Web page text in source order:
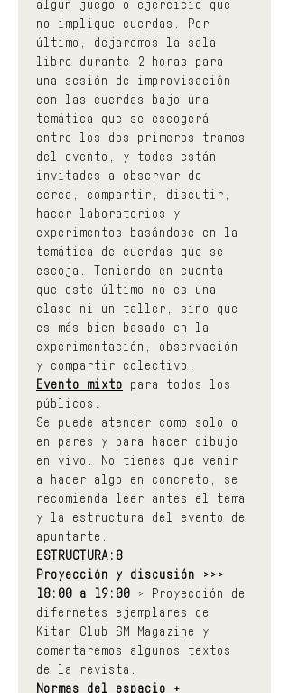
algún juego o ejercicio que
no implique cuerdas. Por
último, dejaremos la sala
libre durante 2 horas para
una sesión de improvisación
con las cuerdas bajo una
temática que se escogerá
entre los dos primeros tramos
del evento, y todes están
invitades a observar de
cerca, compartir, discutir,
hacer laboratorios y
experimentos basándose en la
temática de cuerdas que se
escoja. Teniendo en cuenta
que este último no es una
clase ni un taller, sino que
es más bien basado en la
experimentación, observación
y compartir colectivo.
Evento mixto para todos los
públicos.
Se puede atender como solo o
en pares y para hacer dibujo
en vivo. No tienes que venir
a hacer algo en concreto, se
recomienda leer antes el tema
y la estructura del evento de
apuntarte.
ESTRUCTURA:8
Proyección y discusión >>>
18:00 a 19:00 > Proyección de
difernetes ejemplares de
Kitan Club SM Magazine y
comentaremos algunos textos
de la revista.
Normas del espacio +